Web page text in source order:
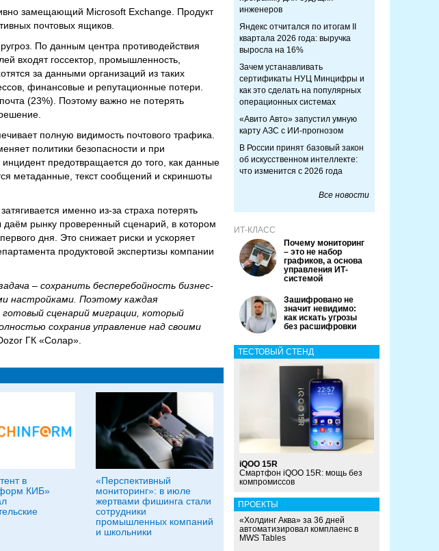
замещающий Microsoft Exchange. Продукт
почтовых ящиков.
По данным центра противодействия
входят госсектор, промышленность,
за данными организаций из таких
финансовые и репутационные потери.
(23%). Поэтому важно не потерять
полную видимость почтового трафика.
политики безопасности и при
предотвращается до того, как данные
метаданные, текст сообщений и скриншоты
именно из-за страха потерять
даём рынку проверенный сценарий, в котором
дня. Это снижает риски и ускоряет
продуктовой экспертизы компании
– сохранить бесперебойность бизнес-
настройками. Поэтому каждая
сценарий миграции, который
сохранив управление над своими
ГК «Солар».
в
КИБ»
«Перспективный
мониторинг»: в июле
жертвами фишинга стали
сотрудники
промышленных компаний
и школьники
инженеров
Яндекс отчитался по итогам II
квартала 2026 года: выручка
выросла на 16%
Зачем устанавливать
сертификаты НУЦ Минцифры и
как это сделать на популярных
операционных системах
«Авито Авто» запустил умную
карту АЗС с ИИ-прогнозом
В России принят базовый закон
об искусственном интеллекте:
что изменится с 2026 года
Все новости
ИТ-КЛАСС
Почему мониторинг
– это не набор
графиков, а основа
управления ИТ-
системой
Зашифровано не
значит невидимо:
как искать угрозы
без расшифровки
ТЕСТОВЫЙ СТЕНД
iQOO 15R
Смартфон iQOO 15R: мощь без
компромиссов
ПРОЕКТЫ
«Холдинг Аква» за 36 дней
автоматизировал комплаенс в
MWS Tables